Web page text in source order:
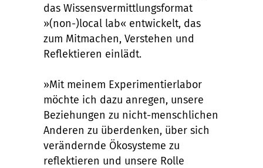
das Wissensvermittlungsformat
»(non-)local lab« entwickelt, das
zum Mitmachen, Verstehen und
Reflektieren einlädt.
»Mit meinem Experimentierlabor
möchte ich dazu anregen, unsere
Beziehungen zu nicht-menschlichen
Anderen zu überdenken, über sich
verändernde Ökosysteme zu
reflektieren und unsere Rolle